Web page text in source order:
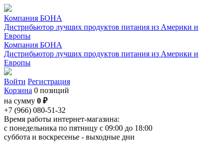
Компания БОНА
Дистрибьютор лучших продуктов питания из Америки и
Европы
Компания БОНА
Дистрибьютор лучших продуктов питания из Америки и
Европы
Войти Регистрация
Корзина 0 позиций
на сумму 0 ₽
+7 (966) 080-51-32
Время работы интернет-магазина:
с понедельника по пятницу с 09:00 до 18:00
суббота и воскресенье - выходные дни